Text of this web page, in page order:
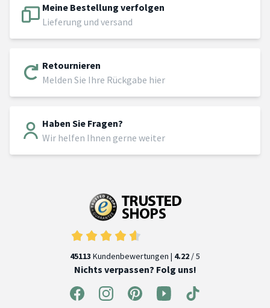
Meine Bestellung verfolgen
Lieferung und versand
Retournieren
Melden Sie Ihre Rückgabe hier
Haben Sie Fragen?
Wir helfen Ihnen gerne weiter
45113 Kundenbewertungen | 4.22 / 5
Nichts verpassen? Folg uns!